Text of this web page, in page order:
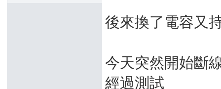
後來換了電容又
今天突然開始斷
經過測試